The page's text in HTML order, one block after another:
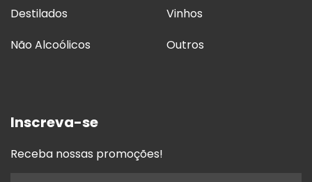
Destilados
Vinhos
Não Alcoólicos
Outros
Inscreva-se
Receba nossas promoções!